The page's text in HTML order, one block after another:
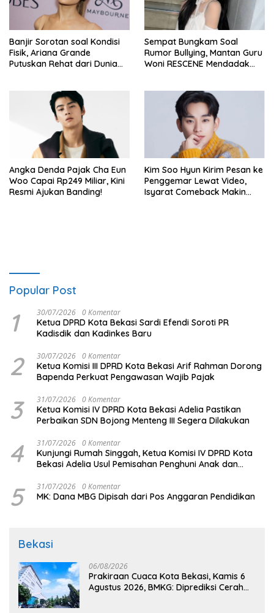
Banjir Sorotan soal Kondisi
Fisik, Ariana Grande
Putuskan Rehat dari Dunia
Sempat Bungkam Soal
Rumor Bullying, Mantan Guru
Woni RESCENE Mendadak
Angka Denda Pajak Cha Eun
Woo Capai Rp249 Miliar, Kini
Resmi Ajukan Banding!
Kim Soo Hyun Kirim Pesan ke
Penggemar Lewat Video,
Isyarat Comeback Makin
Popular Post
1 30/07/2026 0 Komentar
Ketua DPRD Kota Bekasi Sardi Efendi Soroti PR
Kadisdik dan Kadinkes Baru
2 30/07/2026 0 Komentar
Ketua Komisi III DPRD Kota Bekasi Arif Rahman Dorong
Bapenda Perkuat Pengawasan Wajib Pajak
3 31/07/2026 0 Komentar
Ketua Komisi IV DPRD Kota Bekasi Adelia Pastikan
Perbaikan SDN Bojong Menteng III Segera Dilakukan
4 31/07/2026 0 Komentar
Kunjungi Rumah Singgah, Ketua Komisi IV DPRD Kota
Bekasi Adelia Usul Pemisahan Penghuni Anak dan
5 31/07/2026 0 Komentar
MK: Dana MBG Dipisah dari Pos Anggaran Pendidikan
Bekasi
06/08/2026
Prakiraan Cuaca Kota Bekasi, Kamis 6
Agustus 2026, BMKG: Diprediksi Cerah